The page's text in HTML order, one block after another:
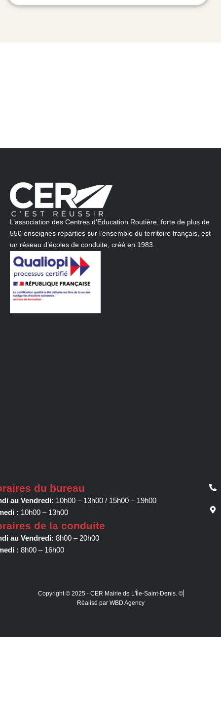
L’association des Centres d’Education Routière, forte de plus de
550 enseignes réparties sur l’ensemble du territoire français, est
un réseau d’écoles de conduite, créé en 1983.
du bureau
au Vendredi: 10h00 – 13h00 / 15h00 – 19h00
: 10h00 – 13h00
de la conduite
au Vendredi: 8h00 – 20h00
: 8h00 – 16h00
Copyright © 2025 - CER Mairie de L'Île-Saint-Denis. ©
Réalisé par WBD Agency